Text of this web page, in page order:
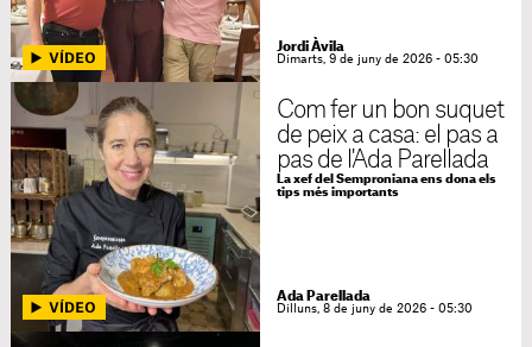
Jordi Àvila
Dimarts, 9 de juny de 2026 - 05:30
Com fer un bon suquet
de peix a casa: el pas a
pas de l'Ada Parellada
La xef del Semproniana ens dona els
tips més importants
Ada Parellada
Dilluns, 8 de juny de 2026 - 05:30